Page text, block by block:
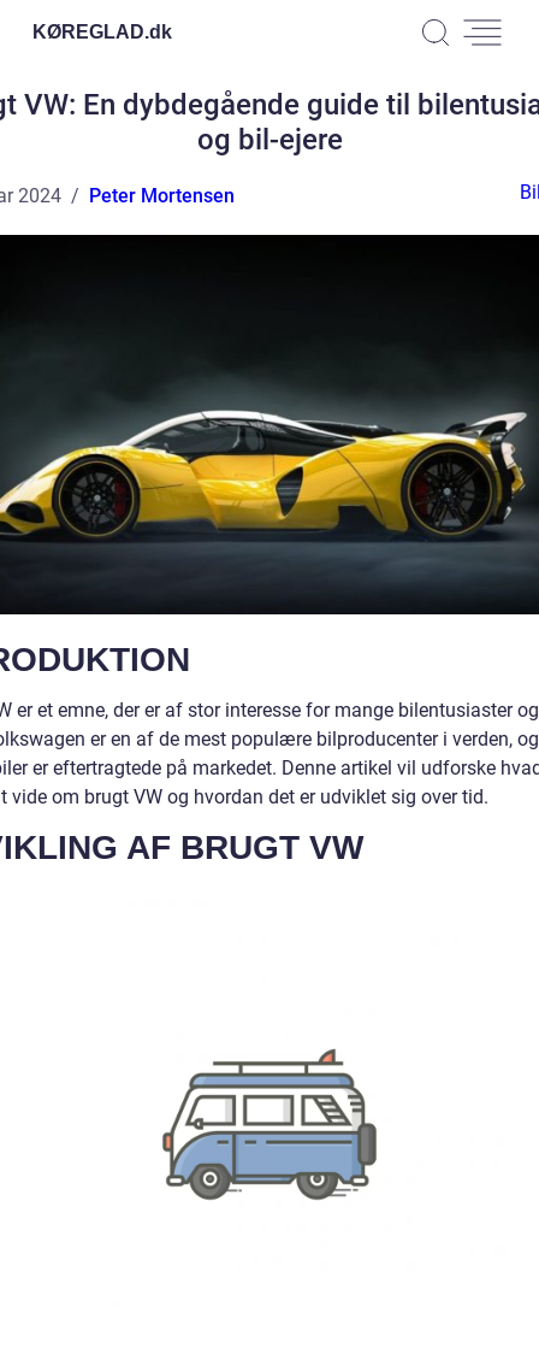
KØREGLAD.dk
VW: En dybdegående guide til
og bil-ejere
2024 Peter Mortensen
er et emne, der er af stor interesse for mange bilentusiaster
er en af de mest populære bilproducenter i verden,
er eftertragtede på markedet. Denne artikel vil udforske
vide om brugt VW og hvordan det er udviklet sig over tid.
AF BRUGT VW